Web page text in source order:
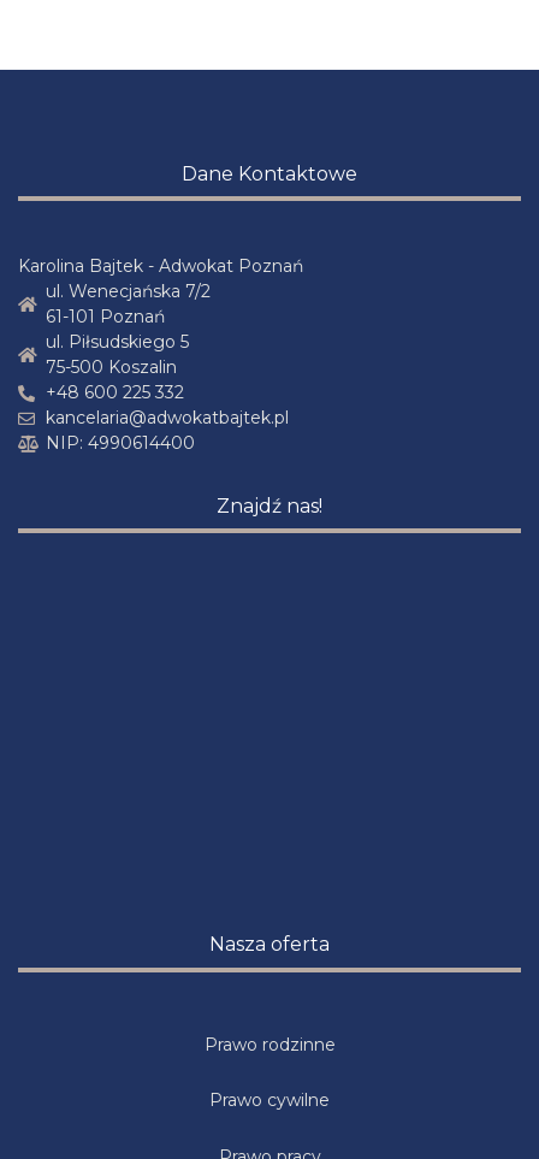
Dane Kontaktowe
Karolina Bajtek - Adwokat Poznań
ul. Wenecjańska 7/2
61-101 Poznań
ul. Piłsudskiego 5
75-500 Koszalin
+48 600 225 332
kancelaria@adwokatbajtek.pl
NIP: 4990614400
Znajdź nas!
Nasza oferta
Prawo rodzinne
Prawo cywilne